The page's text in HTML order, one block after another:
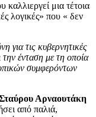
μια τέτοια
λογικές» που « δεν
τις κυβερνητικές
ένταση με τη οποία
συμφερόντων
Αρναουτάκη
από παλιά,